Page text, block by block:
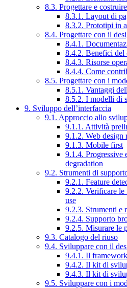
8.3. Progettare e
8.3.1. Layout di
8.3.2. Prototipi in
8.4. Progettare con il
8.4.1.
8.4.2. Benefici del
8.4.3. Risorse
8.4.4. Come
8.5. Progettare con i
8.5.1. Vantaggi
8.5.2. I modelli di
9. Sviluppo dell’interfaccia
9.1. Approccio allo
9.1.1. Attività
9.1.2. Web design
9.1.3. Mobile first
9.1.4. Progressive
degradation
9.2. Strumenti di
9.2.1. Feature
9.2.2. Verificare
use
9.2.3. Strumenti e
9.2.4. Supporto
9.2.5. Misurare le
9.3. Catalogo del riuso
9.4. Sviluppare con il
9.4.1. Il
9.4.2. Il kit di
9.4.3. Il kit di
9.5. Sviluppare con i